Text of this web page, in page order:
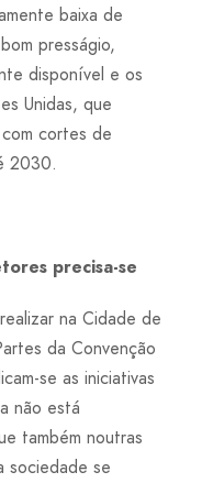
baixa de
presságio,
disponível e os
Unidas, que
cortes de
2030.
precisa-se
na Cidade de
da Convenção
se as iniciativas
não está
também noutras
sociedade se